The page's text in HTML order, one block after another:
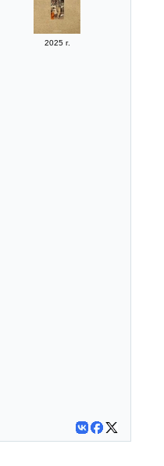
2025 г.